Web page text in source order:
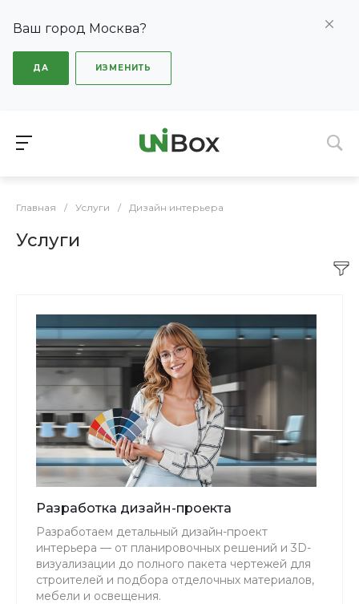
Ваш город Москва?
ДА ИЗМЕНИТЬ
Главная / Услуги / Дизайн интерьера
Услуги
Разработка дизайн-проекта
Разработаем детальный дизайн-проект
интерьера — от планировочных решений и 3D-
визуализации до полного пакета чертежей для
строителей и подбора отделочных материалов,
мебели и освещения.